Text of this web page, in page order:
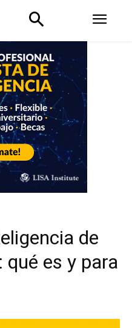
de
qué es y para